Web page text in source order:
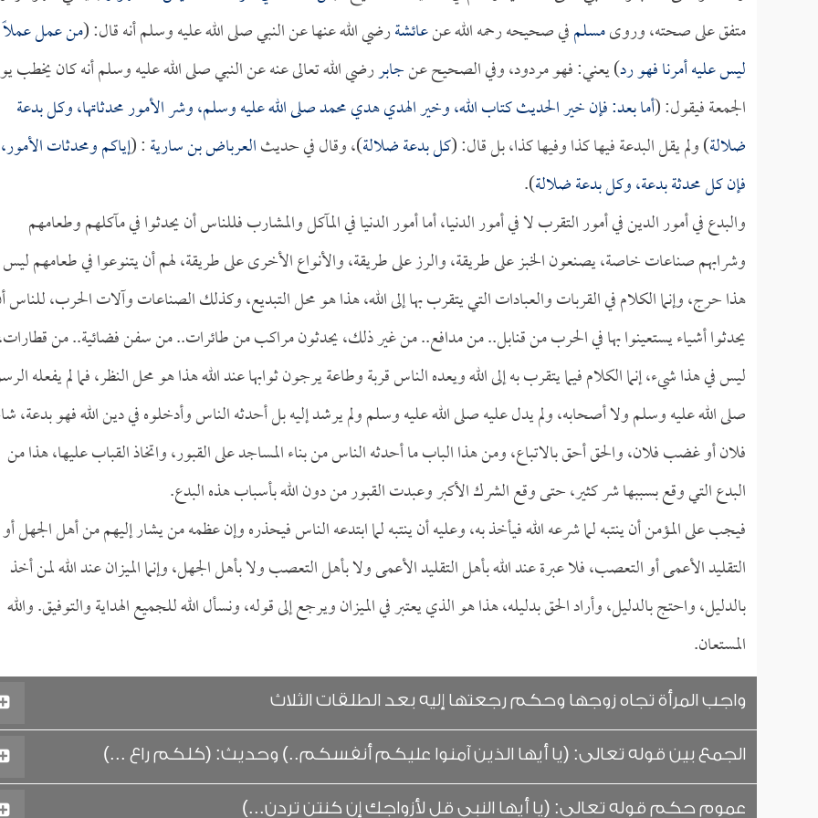
متفق على صحته، وروىمسلمفي صحيحه رحمه الله عنعائشةرضي الله عنها عن النبي صلى الله عليه وسلم أنه قال: (من عمل عملاً
ليس عليه أمرنا فهو رد) يعني: فهو مردود، وفي الصحيح عنجابررضي الله تعالى عنه عن النبي صلى الله عليه وسلم أنه كان يخطب
الجمعة فيقول: (أما بعد: فإن خير الحديث كتاب الله، وخير الهدي هدي محمد صلى الله عليه وسلم، وشر الأمور محدثاتها، وكل بدعة
ضلالة) ولم يقل البدعة فيها كذا وفيها كذا، بل قال: (كل بدعة ضلالة)، وقال في حديثالعرباض بن سارية: (إياكم ومحدثات الأمور،
فإن كل محدثة بدعة، وكل بدعة ضلالة).
والبدع في أمور الدين في أمور التقرب لا في أمور الدنيا، أما أمور الدنيا في المآكل والمشارب فللناس أن يحدثوا في مآكلهم وطعامهم
وشرابهم صناعات خاصة، يصنعون الخبز على طريقة، والرز على طريقة، والأنواع الأخرى على طريقة، لهم أن يتنوعوا في طعامهم
هذا حرج، وإنما الكلام في القربات والعبادات التي يتقرب بها إلى الله، هذا هو محل التبديع، وكذلك الصناعات وآلات الحرب، للناس
يحدثوا أشياء يستعينوا بها في الحرب من قنابل.. من مدافع.. من غير ذلك، يحدثون مراكب من طائرات.. من سفن فضائية.. من
ليس في هذا شيء، إنما الكلام فيما يتقرب به إلى الله ويعده الناس قربة وطاعة يرجون ثوابها عند الله هذا هو محل النظر، فما لم يفعله
صلى الله عليه وسلم ولا أصحابه، ولم يدل عليه صلى الله عليه وسلم ولم يرشد إليه بل أحدثه الناس وأدخلوه في دين الله فهو بدعة،
فلان أو غضب فلان، والحق أحق بالاتباع، ومن هذا الباب ما أحدثه الناس من بناء المساجد على القبور، واتخاذ القباب عليها، هذا من
البدع التي وقع بسببها شر كثير، حتى وقع الشرك الأكبر وعبدت القبور من دون الله بأسباب هذه البدع.
فيجب على المؤمن أن ينتبه لما شرعه الله فيأخذ به، وعليه أن ينتبه لما ابتدعه الناس فيحذره وإن عظمه من يشار إليهم من أهل الجهل أو
التقليد الأعمى أو التعصب، فلا عبرة عند الله بأهل التقليد الأعمى ولا بأهل التعصب ولا بأهل الجهل، وإنما الميزان عند الله لمن أخذ
بالدليل، واحتج بالدليل، وأراد الحق بدليله، هذا هو الذي يعتبر في الميزان ويرجع إلى قوله، ونسأل الله للجميع الهداية والتوفيق. والله
المستعان.
واجب المرأة تجاه زوجها وحكم رجعتها إليه بعد الطلقات الثلاث
الجمع بين قوله تعالى: (يا أيها الذين آمنوا عليكم أنفسكم..) وحديث: (كلكم راع ...)
عموم حكم قوله تعالى: (يا أيها النبي قل لأزواجك إن كنتن تردن...)